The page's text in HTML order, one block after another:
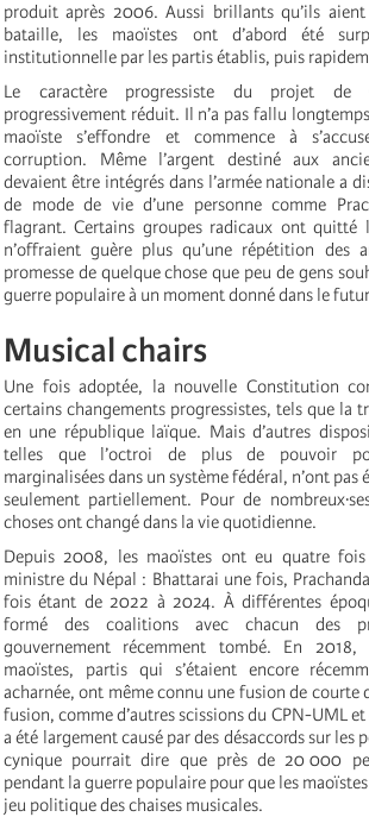
produit après 2006. Aussi brillants qu’ils
bataille, les maoïstes ont d’abord été
institutionnelle par les partis établis, puis
Le caractère progressiste du projet de
progressivement réduit. Il n’a pas fallu
maoïste s’effondre et commence à
corruption. Même l’argent destiné aux
devaient être intégrés dans l’armée nationale a
de mode de vie d’une personne comme
flagrant. Certains groupes radicaux ont quitté
n’offraient guère plus qu’une répétition des
promesse de quelque chose que peu de gens
guerre populaire à un moment donné dans le
Musical chairs
Une fois adoptée, la nouvelle Constitution
certains changements progressistes, tels que la
en une république laïque. Mais d’autres
telles que l’octroi de plus de pouvoir
marginalisées dans un système fédéral, n’ont
seulement partiellement. Pour de
choses ont changé dans la vie quotidienne.
Depuis 2008, les maoïstes ont eu quatre
ministre du Népal : Bhattarai une fois,
fois étant de 2022 à 2024. À différentes
formé des coalitions avec chacun des
gouvernement récemment tombé. En
maoïstes, partis qui s’étaient encore
acharnée, ont même connu une fusion de courte
fusion, comme d’autres scissions du CPN-UML
a été largement causé par des désaccords sur les
cynique pourrait dire que près de 20 000
pendant la guerre populaire pour que les
jeu politique des chaises musicales.